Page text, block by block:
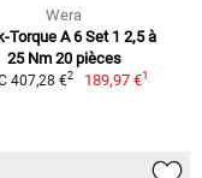
Wera
Torque A 6 Set 1 2,5 à
25 Nm 20 pièces
407,28 €2 189,97 €1